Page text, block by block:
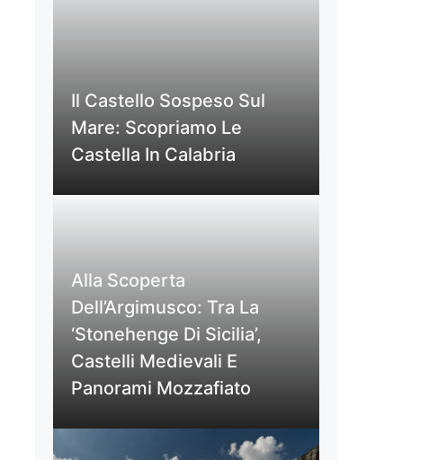
Il Castello Sospeso Sul
Mare: Scopriamo Le
Castella In Calabria
Alla Scoperta
Dell’Argimusco: Tra La
‘Stonehenge Di Sicilia’,
Castelli Medievali E
Panorami Mozzafiato